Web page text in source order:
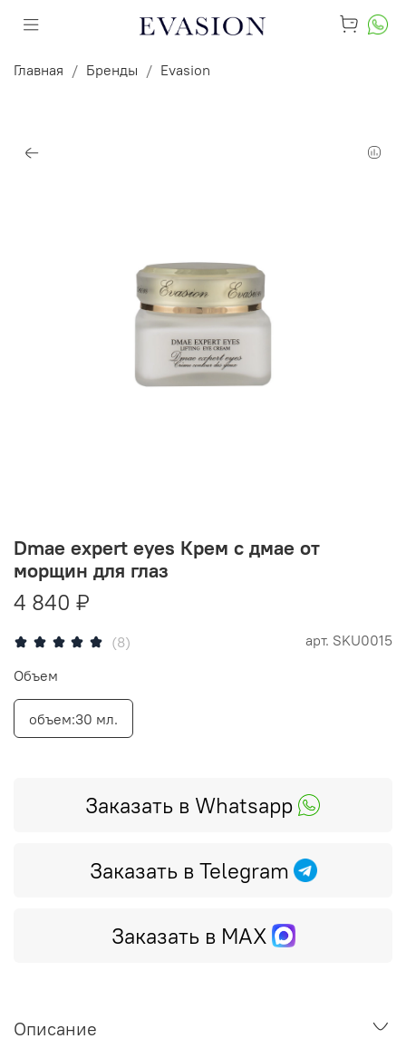
Главная Бренды Evasion
(8) арт. SKU0015
Dmae expert eyes Крем с дмае от
морщин для глаз
4 840 ₽
Заказать в Whatsapp
Заказать в Telegram
Заказать в MAX
Объем
объем:30 мл.
Описание